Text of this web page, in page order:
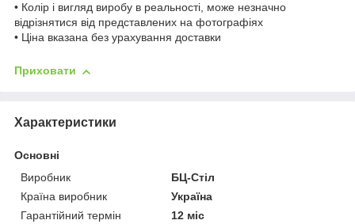
• Колір і вигляд виробу в реальності, може незначно
відрізнятися від представлених на фотографіях
• Ціна вказана без урахування доставки
Приховати
Характеристики
Основні
Виробник
БЦ-Стіл
Країна виробник
Україна
Гарантійний термін
12 міс